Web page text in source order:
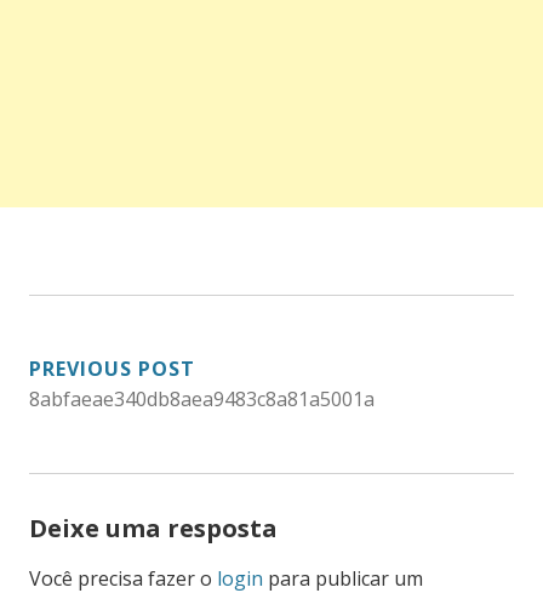
NAVEGAÇÃO
DE
PREVIOUS POST
8abfaeae340db8aea9483c8a81a5001a
Deixe uma resposta
Você precisa fazer o login para publicar um